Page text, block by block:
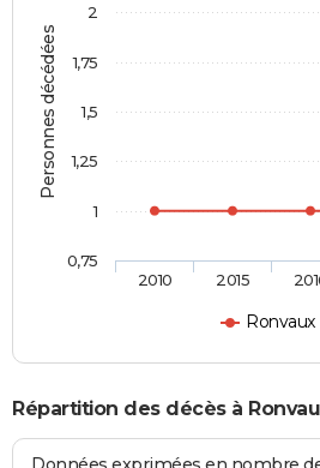
Personnes décédées
Ronvaux
2010 2015
0,75
1
1,25
1,5
1,75
2
Répartition des décès à